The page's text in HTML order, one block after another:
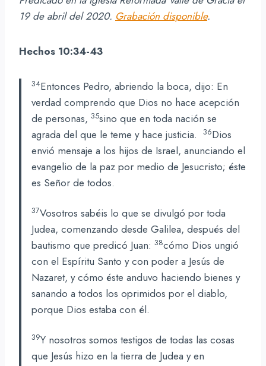
19 de abril del 2020. Grabación disponible.
Hechos 10:34-43
34Entonces Pedro, abriendo la boca, dijo: En
verdad comprendo que Dios no hace acepción
de personas, 35sino que en toda nación se
agrada del que le teme y hace justicia.
36Dios
envió mensaje a los hijos de Israel, anunciando el
evangelio de la paz por medio de Jesucristo; éste
es Señor de todos.
37Vosotros sabéis lo que se divulgó por toda
Judea, comenzando desde Galilea, después del
bautismo que predicó Juan: 38cómo Dios ungió
con el Espíritu Santo y con poder a Jesús de
Nazaret, y cómo éste anduvo haciendo bienes y
sanando a todos los oprimidos por el diablo,
porque Dios estaba con él.
39Y nosotros somos testigos de todas las cosas
que Jesús hizo en la tierra de Judea y en